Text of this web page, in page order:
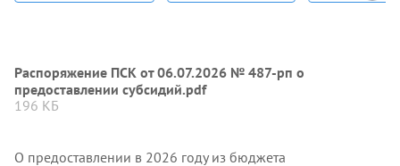
Распоряжение ПСК от 06.07.2026 № 487-рп о
предоставлении субсидий.pdf
196 КБ
О предоставлении в 2026 году из бюджета